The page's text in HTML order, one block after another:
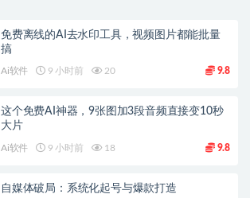
免费离线的AI去水印工具，视频图片都能批量
搞
Ai软件 9 小时前 20 9.8
这个免费AI神器，9张图加3段音频直接变10秒
大片
Ai软件 9 小时前 18 9.8
自媒体破局：系统化起号与爆款打造